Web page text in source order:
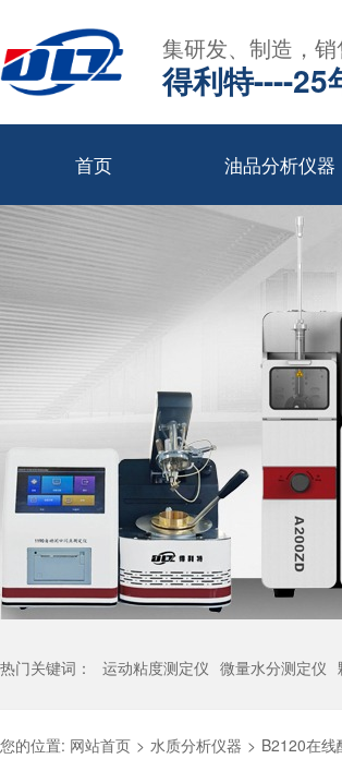
集研发、制造，
得利特----25
首页 油品分析仪器
热门关键词： 运动粘度测定仪 微量水分测定仪
您的位置: 网站首页 > 水质分析仪器 > B2120在线